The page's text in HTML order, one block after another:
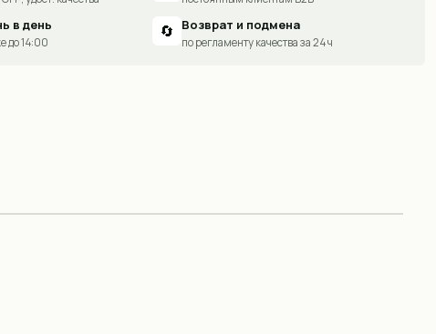
в день
до 14:00
🔄 Возврат и подмена
по регламенту качества за 24 ч